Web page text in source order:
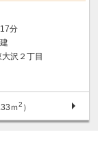
分
沢２丁目
ｍ2 ）